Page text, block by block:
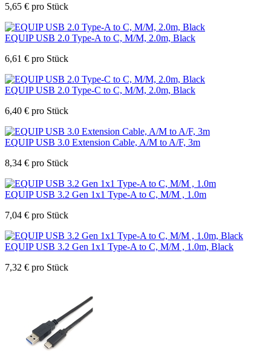
5,65 € pro Stück
EQUIP USB 2.0 Type-A to C, M/M, 2.0m, Black
6,61 € pro Stück
EQUIP USB 2.0 Type-C to C, M/M, 2.0m, Black
6,40 € pro Stück
EQUIP USB 3.0 Extension Cable, A/M to A/F, 3m
8,34 € pro Stück
EQUIP USB 3.2 Gen 1x1 Type-A to C, M/M , 1.0m
7,04 € pro Stück
EQUIP USB 3.2 Gen 1x1 Type-A to C, M/M , 1.0m, Black
7,32 € pro Stück